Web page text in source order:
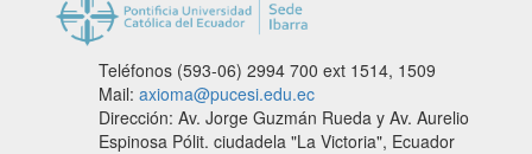
Teléfonos (593-06) 2994 700 ext 1514, 1509
Mail: axioma@pucesi.edu.ec
Dirección: Av. Jorge Guzmán Rueda y Av. Aurelio
Espinosa Pólit. ciudadela "La Victoria", Ecuador